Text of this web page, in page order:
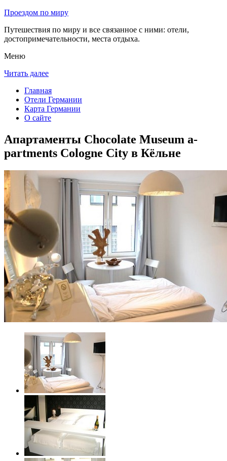
Проездом по миру
Путешествия по миру и все связанное с ними: отели,
достопримечательности, места отдыха.
Меню
Читать далее
Главная
Отели Германии
Карта Германии
О сайте
Апартаменты Chocolate Museum a-
partments Cologne City в Кёльне